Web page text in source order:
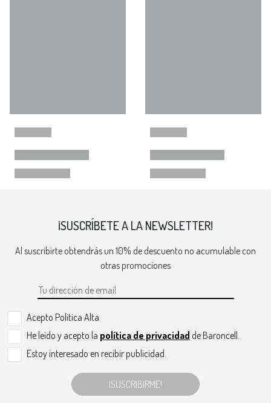
¡SUSCRÍBETE A LA NEWSLETTER!
Al suscribirte obtendrás un 10% de descuento no acumulable con
otras promociones
Acepto Politica Alta
He leído y acepto la política de privacidad de Baroncell.
Estoy interesado en recibir publicidad.
¡SUSCRIBIRME!